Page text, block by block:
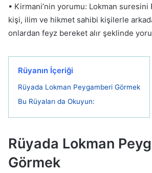
• Kirmani’nin yorumu: Lokman suresini
kişi, ilim ve hikmet sahibi kişilerle
onlardan feyz bereket alır şeklinde
Rüyanın İçeriği
Rüyada Lokman Peygamberi Görmek
Bu Rüyaları da Okuyun:
Rüyada Lokman
Görmek